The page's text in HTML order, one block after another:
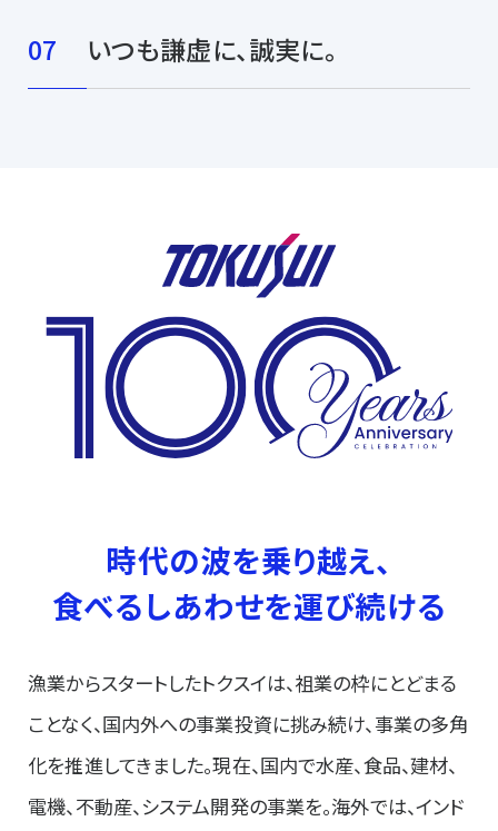
いつも謙虚に、誠実に。
時代の波を乗り越え、
食べるしあわせを運び続ける
漁業からスタートしたトクスイは、祖業の枠にとどまる
ことなく、国内外への事業投資に挑み続け、事業の多角
化を推進してきました。現在、国内で水産、食品、建材、
電機、不動産、システム開発の事業を。海外では、インド